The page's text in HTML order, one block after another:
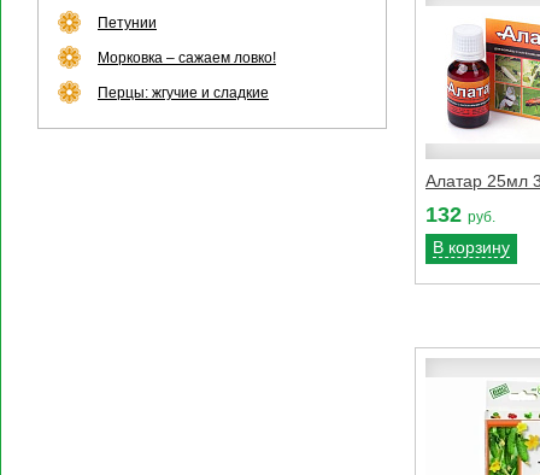
Петунии
Морковка – сажаем ловко!
Перцы: жгучие и сладкие
Алатар 25мл
132 руб.
В корзину